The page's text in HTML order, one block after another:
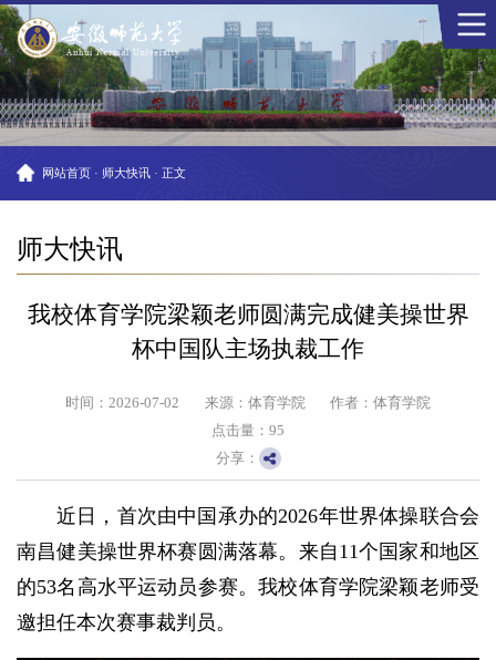
网站首页 · 师大快讯 · 正文
师大快讯
我校体育学院梁颖老师圆满完成健美操世界
杯中国队主场执裁工作
时间：2026-07-02 来源：体育学院
作者：体育学院
点击量： 95
分享：
近日，首次由中国承办的2026年世界体操联合会
南昌健美操世界杯赛圆满落幕。来自11个国家和地区
的53名高水平运动员参赛。我校体育学院梁颖老师受
邀担任本次赛事裁判员。